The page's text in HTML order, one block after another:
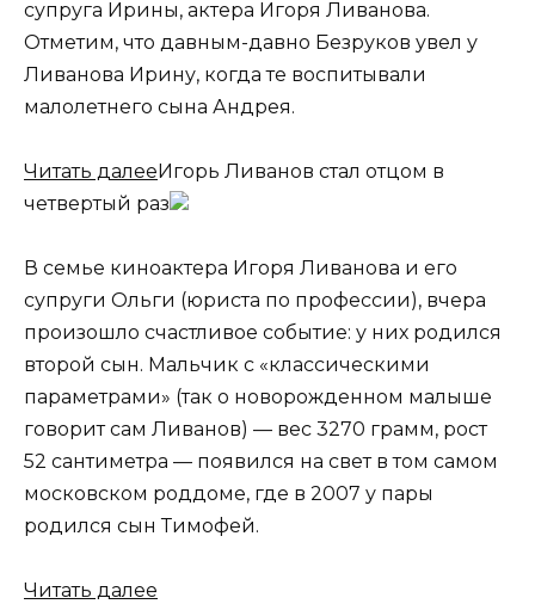
супруга Ирины, актера Игоря Ливанова.
Отметим, что давным-давно Безруков увел у
Ливанова Ирину, когда те воспитывали
малолетнего сына Андрея.
Читать далееИгорь Ливанов стал отцом в
четвертый раз
В семье киноактера Игоря Ливанова и его
супруги Ольги (юриста по профессии), вчера
произошло счастливое событие: у них родился
второй сын. Мальчик с «классическими
параметрами» (так о новорожденном малыше
говорит сам Ливанов) — вес 3270 грамм, рост
52 сантиметра — появился на свет в том самом
московском роддоме, где в 2007 у пары
родился сын Тимофей.
Читать далее